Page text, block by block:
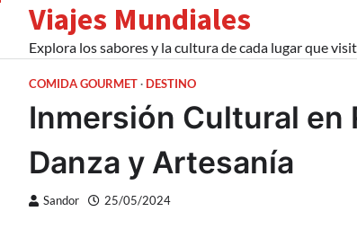
content
Viajes Mundiales
Explora los sabores y la cultura de cada lugar que
COMIDA GOURMET DESTINO
Inmersión Cultural en
Danza y Artesanía
Sandor 25/05/2024